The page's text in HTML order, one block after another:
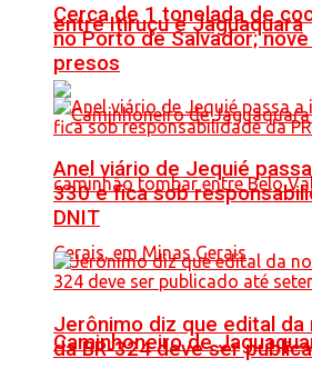
entre Itiruçu e Jaguaquara
Caminhoneiro de
Cerca de 1 tonelada de
no Porto de Salvador;
presos
Anel viário de Jequié
330 e fica sob
DNIT
Jerônimo diz que edital da
da BR-324 deve ser